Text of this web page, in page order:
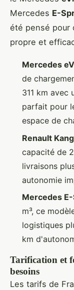
Mercedes E-
été pensé pour
propre et
Mercedes
de
311 km avec
parfait pour
espace de
Renault
capacité de
livraisons
autonomie
Mercedes
m³, ce
logistiques
km
Tarification et
besoins
Les tarifs de